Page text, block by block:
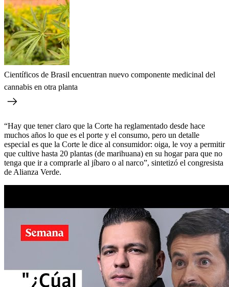
Científicos de Brasil encuentran nuevo componente medicinal del
cannabis en otra planta
“Hay que tener claro que la Corte ha reglamentado desde hace
muchos años lo que es el porte y el consumo, pero un detalle
especial es que la Corte le dice al consumidor: oiga, le voy a permitir
que cultive hasta 20 plantas (de marihuana) en su hogar para que no
tenga que ir a comprarle al jíbaro o al narco”, sintetizó el congresista
de Alianza Verde.